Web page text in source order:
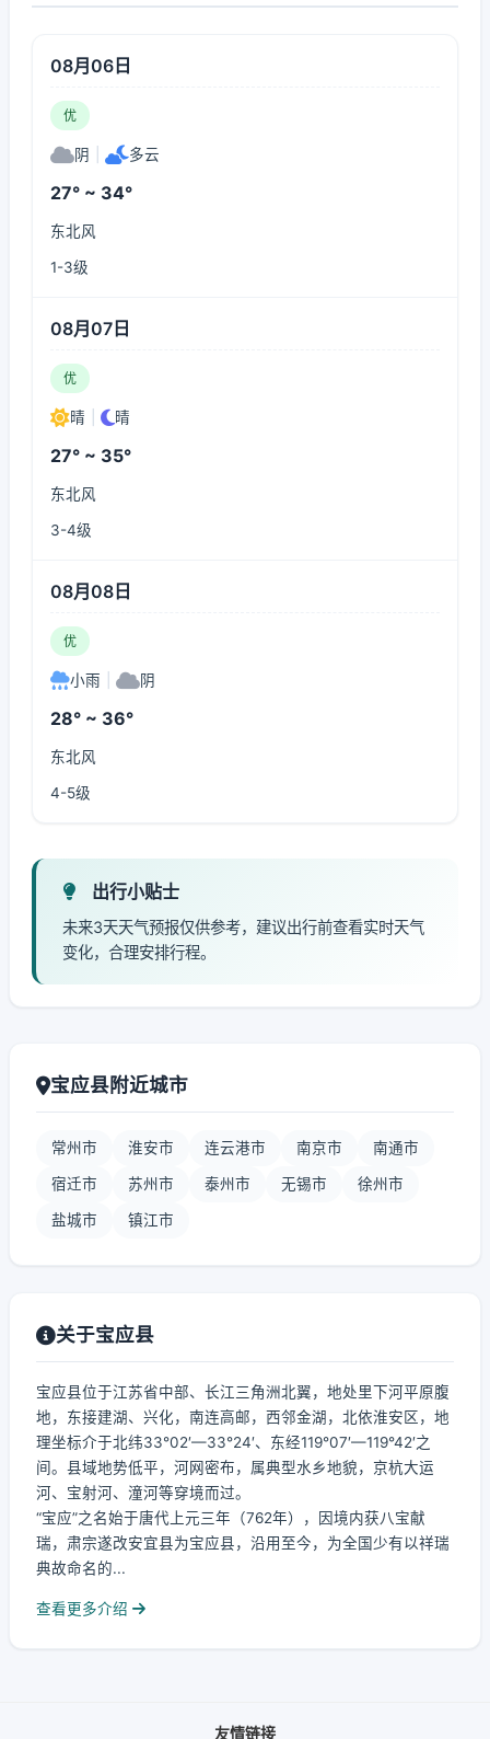
08月06日
优
阴 多云
27° ~ 34°
东北风
1-3级
08月07日
优
晴 晴
27° ~ 35°
东北风
3-4级
08月08日
优
小雨 阴
28° ~ 36°
东北风
4-5级
出行小贴士
未来3天天气预报仅供参考，建议出行前查看实时天气
变化，合理安排行程。
宝应县附近城市
常州市 淮安市 连云港市 南京市 南通市
宿迁市 苏州市 泰州市 无锡市 徐州市
盐城市 镇江市
关于宝应县
宝应县位于江苏省中部、长江三角洲北翼，地处里下河平原腹
地，东接建湖、兴化，南连高邮，西邻金湖，北依淮安区，地
理坐标介于北纬33°02′—33°24′、东经119°07′—119°42′之
间。县域地势低平，河网密布，属典型水乡地貌，京杭大运
河、宝射河、潼河等穿境而过。
“宝应”之名始于唐代上元三年（762年），因境内获八宝献
瑞，肃宗遂改安宜县为宝应县，沿用至今，为全国少有以祥瑞
典故命名的...
查看更多介绍
友情链接